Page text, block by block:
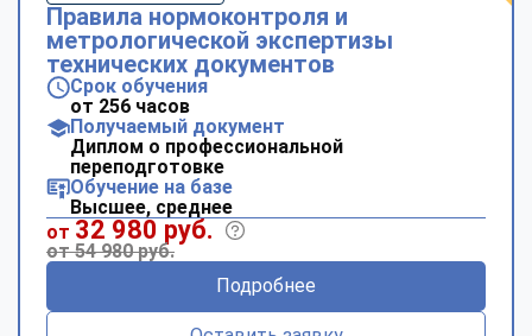
Правила нормоконтроля и
метрологической экспертизы
технических документов
Срок обучения
от 256 часов
Получаемый документ
Диплом о профессиональной
переподготовке
Обучение на базе
Высшее, среднее
от 32 980 руб.
от 54 980 руб.
Подробнее